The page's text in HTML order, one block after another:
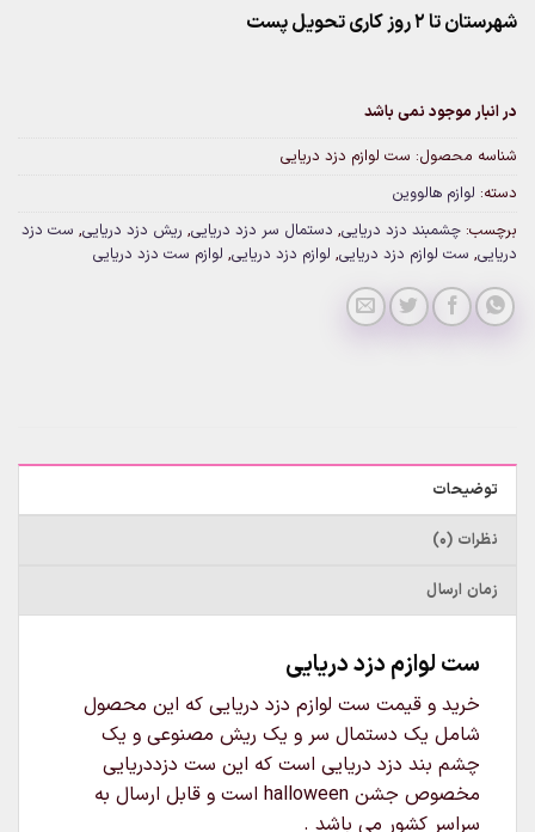
شهرستان تا 2 روز کاری تحویل پست
در انبار موجود نمی باشد
شناسه محصول: ست لوازم دزد دریایی
دسته: لوازم هالووین
برچسب: چشمبند دزد دریایی, دستمال سر دزد دریایی, ریش دزد دریایی, ست دزد
دریایی, ست لوازم دزد دریایی, لوازم دزد دریایی, لوازم ست دزد دریایی
توضیحات
نظرات (0)
زمان ارسال
ست لوازم دزد دریایی
خرید و قیمت ست لوازم دزد دریایی که این محصول
شامل یک دستمال سر و یک ریش مصنوعی و یک
چشم بند دزد دریایی است که این ست دزددریایی
مخصوص جشن halloween است و قابل ارسال به
سراسر کشور می باشد .